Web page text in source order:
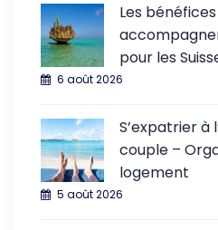
Les bénéfices
pour les
6 août 2026
S’expatrier à
couple –
logement
5 août 2026